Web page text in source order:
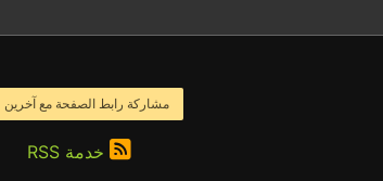
مشاركة رابط الصفحة مع آخرين
خدمة RSS